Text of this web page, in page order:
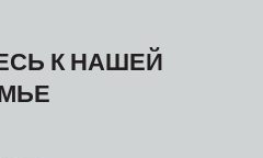
К НАШЕЙ